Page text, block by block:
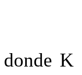
donde K